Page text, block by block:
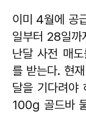
이미 4월에 공
일부터 28일까
난달 사전 매
를 받는다. 현
달을 기다려야
100g 골드바